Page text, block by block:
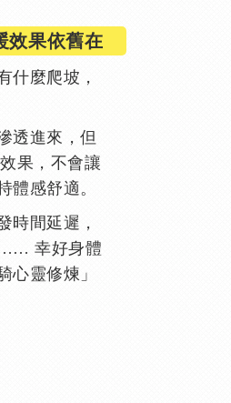
效果依舊在
什麼爬坡，
透進來，但
果，不會讓
體感舒適。
時間延遲，
…… 幸好身體
心靈修煉」